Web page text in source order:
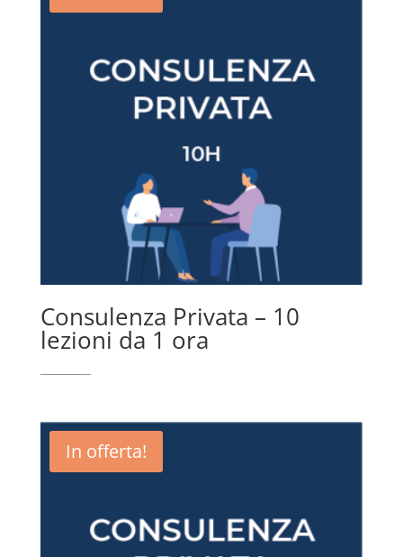
Consulenza Privata – 10
lezioni da 1 ora
319,99€
era:
319,99 €.
è:
299,99 €.
In offerta!